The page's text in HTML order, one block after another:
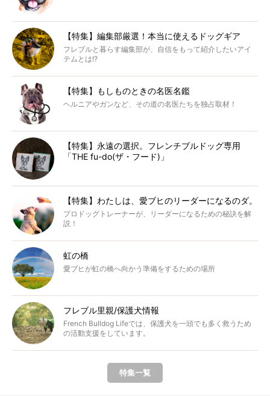
【特集】編集部厳選！本当に使えるドッグギア
フレブルと暮らす編集部が、自信をもって紹介したいアイ
テムとは!?
【特集】もしものときの名医名鑑
ヘルニアやガンなど、その道の名医たちを独占取材！
【特集】永遠の選択。フレンチブルドッグ専用
「THE fu-do(ザ・フード)」
【特集】わたしは、愛ブヒのリーダーになるのダ。
プロドッグトレーナーが、リーダーになるための秘訣を解
説！
虹の橋
愛ブヒが虹の橋へ向かう準備をするための場所
フレブル里親/保護犬情報
French Bulldog Lifeでは、保護犬を一頭でも多く救うため
の活動支援をしています。
特集一覧